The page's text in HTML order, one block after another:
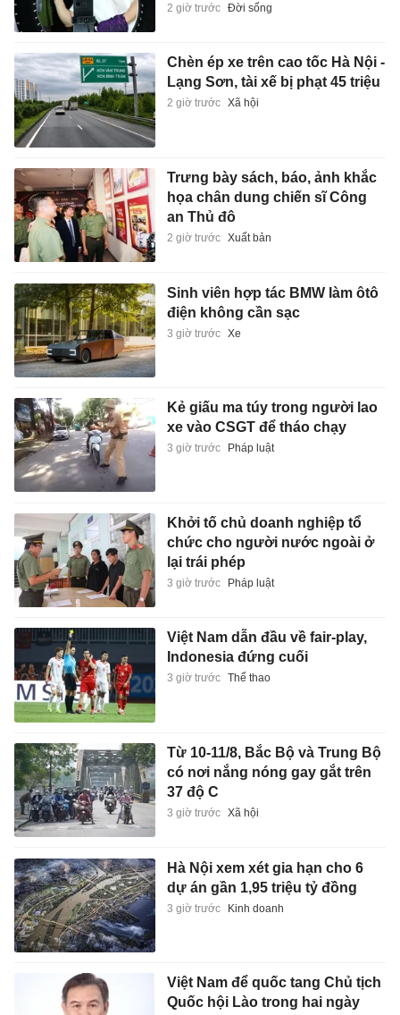
2 giờ trước Đời sống
Chèn ép xe trên cao tốc Hà Nội -
Lạng Sơn, tài xế bị phạt 45 triệu
2 giờ trước Xã hội
Trưng bày sách, báo, ảnh khắc
họa chân dung chiến sĩ Công
an Thủ đô
2 giờ trước Xuất bản
Sinh viên hợp tác BMW làm ôtô
điện không cần sạc
3 giờ trước Xe
Kẻ giấu ma túy trong người lao
xe vào CSGT để tháo chạy
3 giờ trước Pháp luật
Khởi tố chủ doanh nghiệp tổ
chức cho người nước ngoài ở
lại trái phép
3 giờ trước Pháp luật
Việt Nam dẫn đầu về fair-play,
Indonesia đứng cuối
3 giờ trước Thể thao
Từ 10-11/8, Bắc Bộ và Trung Bộ
có nơi nắng nóng gay gắt trên
37 độ C
3 giờ trước Xã hội
Hà Nội xem xét gia hạn cho 6
dự án gần 1,95 triệu tỷ đồng
3 giờ trước Kinh doanh
Việt Nam để quốc tang Chủ tịch
Quốc hội Lào trong hai ngày